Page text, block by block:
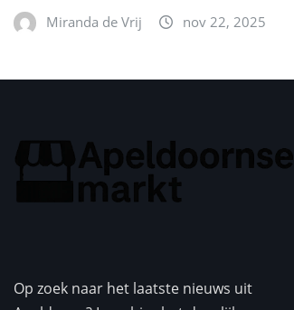
Miranda de Vrij nov 22, 2025
Op zoek naar het laatste nieuws uit